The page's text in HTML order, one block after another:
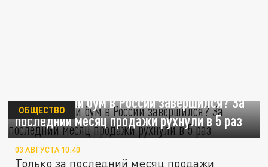
Канистровый бум в России завершился? За
последний месяц продажи рухнули в 5 раз
ОБЩЕСТВО
03 АВГУСТА 10:40
Только за последний месяц продажи